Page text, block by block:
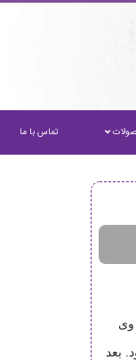
تماس با ما
وی
بعد